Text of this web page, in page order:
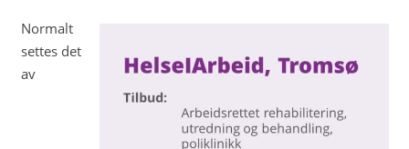
Normalt
settes det
av